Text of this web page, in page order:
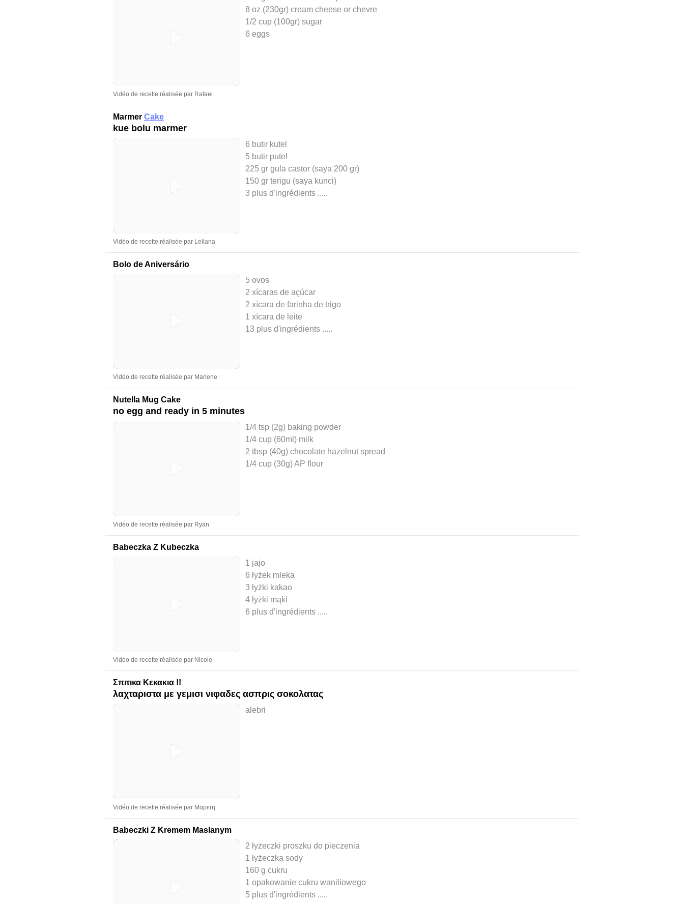
8 oz (230gr) cream cheese or chevre
1/2 cup (100gr) sugar
6 eggs
Vidéo de recette réalisée par Rafael
Marmer Cake
kue bolu marmer
6 butir kutel
5 butir putel
225 gr gula castor (saya 200 gr)
150 gr terigu (saya kunci)
3 plus d'ingrédients .....
Vidéo de recette réalisée par Leliana
Bolo de Aniversário
5 ovos
2 xícaras de açúcar
2 xícara de farinha de trigo
1 xícara de leite
13 plus d'ingrédients ..
Vidéo de recette réalisée par Marlene
Nutella Mug Cake
no egg and ready in 5 minutes
1/4 tsp (2g) baking powder
1/4 cup (60ml) milk
2 tbsp (40g) chocolate hazelnut spread
1/4 cup (30g) AP flour
Vidéo de recette réalisée par Ryan
Babeczka Z Kubeczka
1 jajo
6 łyżek mleka
3 łyżki kakao
4 łyżki mąki
6 plus d'ingrédients ..
Vidéo de recette réalisée par Nicole
Σπιτικα Κεκακια !!
λαχταριστα με γεμισι νιφαδες ασπρις σοκολατας
alebri
Vidéo de recette réalisée par Μαρετη
Babeczki Z Kremem Maslanym
2 łyżeczki proszku do pieczenia
1 łyżeczka sody
160 g cukru
1 opakowanie cukru waniliowego
5 plus d'ingrédients ..